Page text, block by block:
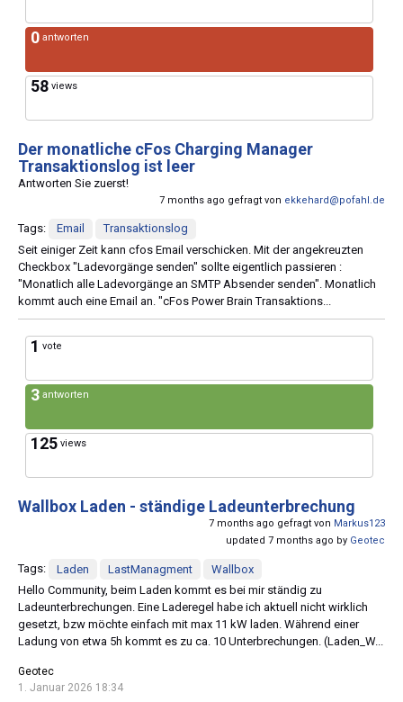
0 antworten
58 views
Der monatliche cFos Charging Manager
Transaktionslog ist leer
Antworten Sie zuerst!
7 months ago gefragt von ekkehard@pofahl.de
Tags: Email
Transaktionslog
Seit einiger Zeit kann cfos Email verschicken. Mit der angekreuzten
Checkbox "Ladevorgänge senden" sollte eigentlich passieren :
"Monatlich alle Ladevorgänge an SMTP Absender senden". Monatlich
kommt auch eine Email an. "cFos Power Brain Transaktions...
1 vote
3 antworten
125 views
Wallbox Laden - ständige Ladeunterbrechung
7 months ago gefragt von Markus123
updated 7 months ago by Geotec
Tags: Laden LastManagment
Wallbox
Hello Community, beim Laden kommt es bei mir ständig zu
Ladeunterbrechungen. Eine Laderegel habe ich aktuell nicht wirklich
gesetzt, bzw möchte einfach mit max 11 kW laden. Während einer
Ladung von etwa 5h kommt es zu ca. 10 Unterbrechungen. (Laden_W...
Geotec
1. Januar 2026 18:34